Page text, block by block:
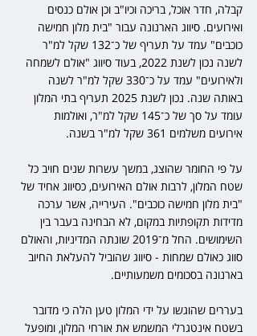
קבלה, חדר אוכל, בריכה וכיו"ב וכן אולם כנסים
ואירועים. סיווג הארנונה עבור "בית מלון חמישה
כוכבים" עמד על תעריף של כ־132 שקל למ"ר
לשנה נכון לשנת 2022, בעוד סיווג "אולם לשמחה
ולאירועים" עמד על כ־330 שקל למ"ר לשנה
באותה שנה. נכון לשנת 2025 תעריף בתי המלון
עומד על סך של כ־145 שקל למ"ר, ואולמות
אירועים משלמים 361 שקל למ"ר בשנה.
על פי החומר שהוצג, במשך עשרות שנים חויב כל
שטח המלון, לרבות אולם האירועים, כסיווג אחיד של
"בית מלון חמישה כוכבים". העירייה, אשר ערכה
מדידות תקופתיות במקום, לא הבחינה בעבר בין
השימושים. החל מ־2019 שונתה המדיניות, והאולם
סווג כאולם שמחות - סיווג שהוביל להעלאת החיוב
בארנונה בסכומים משמעותיים.
בעררים שהוגשו על ידי המלון טען הלה כי מדובר
בשטח אינטגרלי המשמש את אורחי המלון, ומופעל